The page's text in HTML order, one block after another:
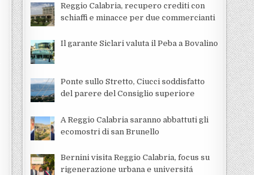
Reggio Calabria, recupero crediti con
schiaffi e minacce per due commercianti
Il garante Siclari valuta il Peba a Bovalino
Ponte sullo Stretto, Ciucci soddisfatto
del parere del Consiglio superiore
A Reggio Calabria saranno abbattuti gli
ecomostri di san Brunello
Bernini visita Reggio Calabria, focus su
rigenerazione urbana e universitá